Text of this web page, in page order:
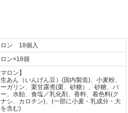
ロン 18個入
ン×18個
マロン】
あん（いんげん豆）(国内製造)、小麦粉、
ガリン、栗甘露煮(栗、砂糖）、砂糖、バ
、水飴、食塩／乳化剤、香料、着色料(ク
シ、カロチン)、(一部に小麦・乳成分・大
含む)